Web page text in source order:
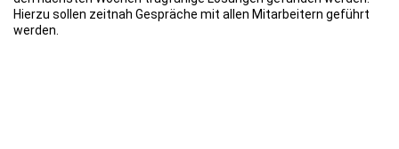
Hierzu sollen zeitnah Gespräche mit allen Mitarbeitern geführt
werden.